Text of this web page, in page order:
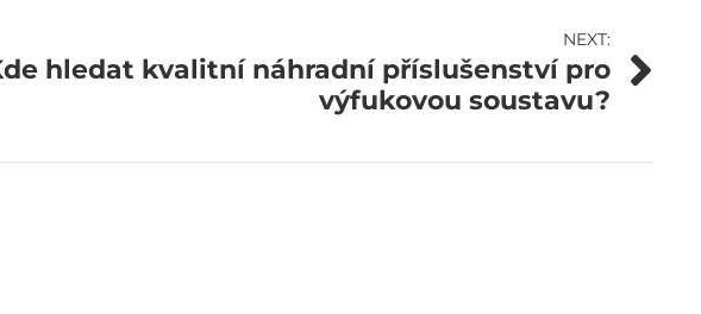
NEXT:
hledat kvalitní náhradní příslušenství pro
výfukovou soustavu?